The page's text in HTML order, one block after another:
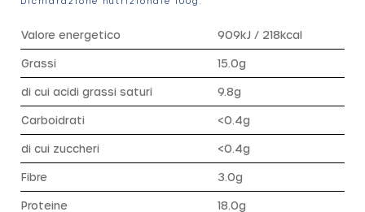
Valore energetico 909kJ / 218kcal
Grassi 15.0g
di cui acidi grassi saturi 9.8g
Carboidrati <0.4g
di cui zuccheri <0.4g
Fibre 3.0g
Proteine 18.0g